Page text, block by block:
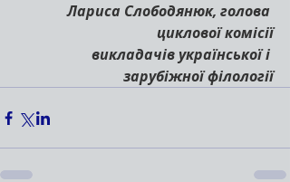
Лариса Слободянюк, голова
циклової комісії
викладачів української і
зарубіжної філології